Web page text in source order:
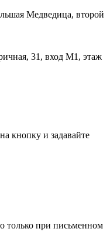
Медведица, второй
31, вход М1, этаж
кнопку и задавайте
только при письменном